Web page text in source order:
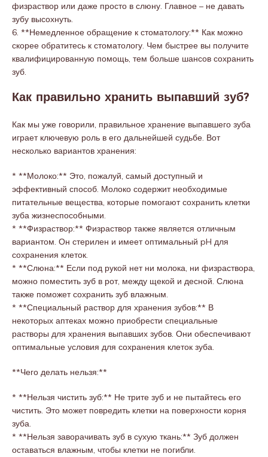
физраствор или даже просто в слюну. Главное – не давать
зубу высохнуть.
6. **Немедленное обращение к стоматологу:** Как можно
скорее обратитесь к стоматологу. Чем быстрее вы получите
квалифицированную помощь, тем больше шансов сохранить
зуб.
Как правильно хранить выпавший зуб?
Как мы уже говорили, правильное хранение выпавшего зуба
играет ключевую роль в его дальнейшей судьбе. Вот
несколько вариантов хранения:
* **Молоко:** Это, пожалуй, самый доступный и
эффективный способ. Молоко содержит необходимые
питательные вещества, которые помогают сохранить клетки
зуба жизнеспособными.
* **Физраствор:** Физраствор также является отличным
вариантом. Он стерилен и имеет оптимальный pH для
сохранения клеток.
* **Слюна:** Если под рукой нет ни молока, ни физраствора,
можно поместить зуб в рот, между щекой и десной. Слюна
также поможет сохранить зуб влажным.
* **Специальный раствор для хранения зубов:** В
некоторых аптеках можно приобрести специальные
растворы для хранения выпавших зубов. Они обеспечивают
оптимальные условия для сохранения клеток зуба.
**Чего делать нельзя:**
* **Нельзя чистить зуб:** Не трите зуб и не пытайтесь его
чистить. Это может повредить клетки на поверхности корня
зуба.
* **Нельзя заворачивать зуб в сухую ткань:** Зуб должен
оставаться влажным, чтобы клетки не погибли.